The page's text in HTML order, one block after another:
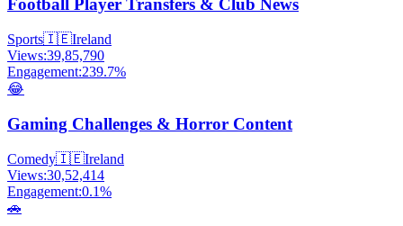
Football Player Transfers & Club News
Sports🇮🇪Ireland
Views:39,85,790
Engagement:239.7%
😂
Gaming Challenges & Horror Content
Comedy🇮🇪Ireland
Views:30,52,414
Engagement:0.1%
🚗